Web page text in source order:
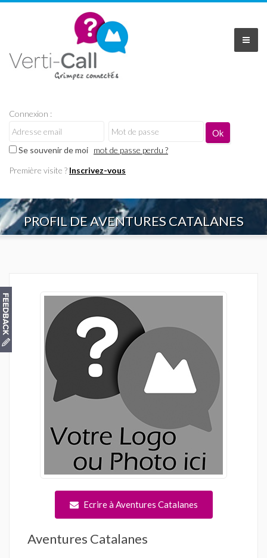
Connexion :
Se souvenir de moi mot de passe perdu ?
Première visite ? Inscrivez-vous
PROFIL DE AVENTURES CATALANES
Ecrire à Aventures Catalanes
Aventures Catalanes